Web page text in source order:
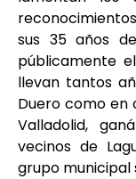
sus 35 años
públicamente
llevan tantos
Duero como en
Valladolid,
vecinos de
grupo municipal